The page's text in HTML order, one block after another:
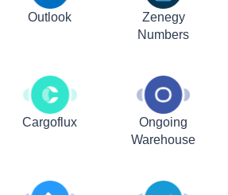
Outlook
Zenegy
Numbers
Cargoflux
Ongoing
Warehouse